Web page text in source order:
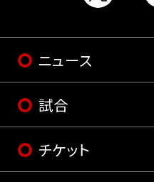
ニュース
試合
チケット